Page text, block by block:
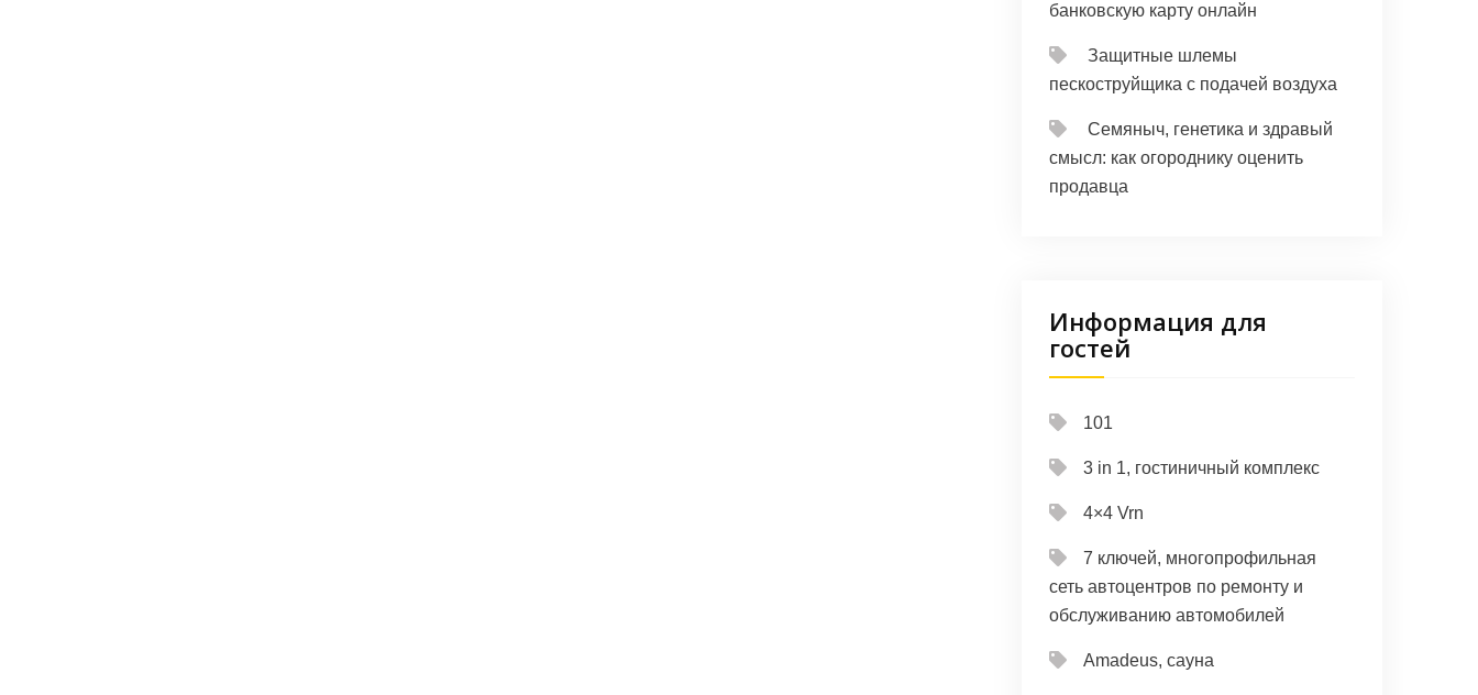
банковскую карту онлайн
Защитные шлемы
пескоструйщика с подачей воздуха
Семяныч, генетика и здравый
смысл: как огороднику оценить
продавца
Информация для
гостей
101
3 in 1, гостиничный комплекс
4×4 Vrn
7 ключей, многопрофильная
сеть автоцентров по ремонту и
обслуживанию автомобилей
Amadeus, сауна